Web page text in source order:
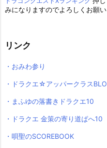
みになりますのでよろしくお願い
リンク
・おみわ参り
・ドラクエ☆アッパークラス
・まふゆの落書きドラクエ10
・ドラクエ 金策の寄り道ぱへ10
・唄聖のSCOREBOOK